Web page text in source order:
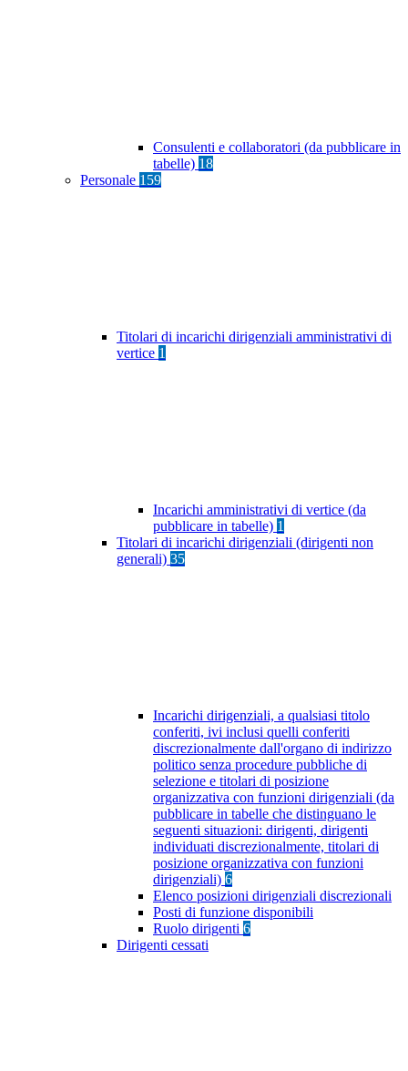
Consulenti e collaboratori (da pubblicare in
tabelle) 18
Personale 159
Titolari di incarichi dirigenziali amministrativi di
vertice 1
Incarichi amministrativi di vertice (da
pubblicare in tabelle) 1
Titolari di incarichi dirigenziali (dirigenti non
generali) 35
Incarichi dirigenziali, a qualsiasi titolo
conferiti, ivi inclusi quelli conferiti
discrezionalmente dall'organo di indirizzo
politico senza procedure pubbliche di
selezione e titolari di posizione
organizzativa con funzioni dirigenziali (da
pubblicare in tabelle che distinguano le
seguenti situazioni: dirigenti, dirigenti
individuati discrezionalmente, titolari di
posizione organizzativa con funzioni
dirigenziali) 6
Elenco posizioni dirigenziali discrezionali
Posti di funzione disponibili
Ruolo dirigenti 6
Dirigenti cessati